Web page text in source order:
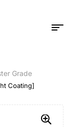
Grade
Coating]